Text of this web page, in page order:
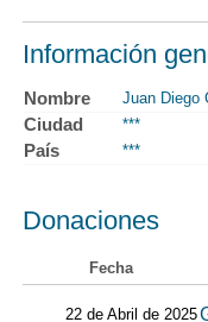
Contáctenos
Información
Nombre Juan Diego
Ciudad
***
País
***
Donaciones
Fecha
22 de Abril de 2025